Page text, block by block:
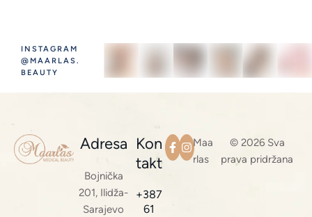
INSTAGRAM
@MAARLAS.
BEAUTY
Adresa
Bojnička
201, Ilidža-
Sarajevo
Kon
takt
+387
61
Maa
rlas
© 2026 Sva
prava pridržana